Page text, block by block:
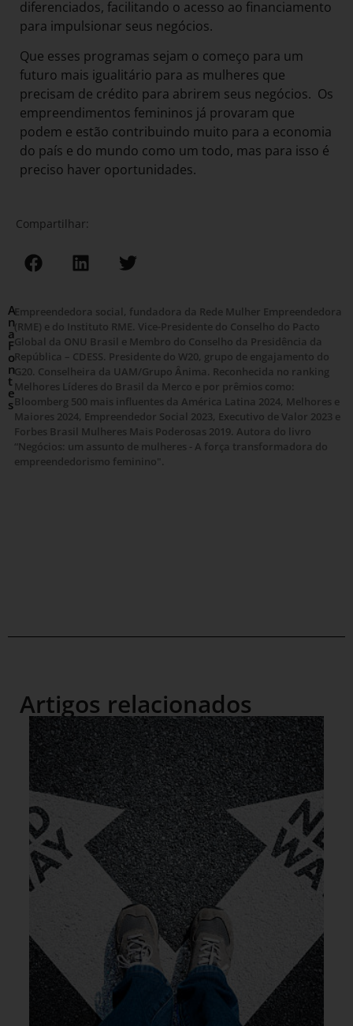
diferenciados, facilitando o acesso ao financiamento
para impulsionar seus negócios.
Que esses programas sejam o começo para um
futuro mais igualitário para as mulheres que
precisam de crédito para abrirem seus negócios. Os
empreendimentos femininos já provaram que
podem e estão contribuindo muito para a economia
do país e do mundo como um todo, mas para isso é
preciso haver oportunidades.
Compartilhar:
A
n
a
F
o
n
t
e
s
Empreendedora social, fundadora da Rede Mulher Empreendedora
(RME) e do Instituto RME. Vice-Presidente do Conselho do Pacto
Global da ONU Brasil e Membro do Conselho da Presidência da
República – CDESS. Presidente do W20, grupo de engajamento do
G20. Conselheira da UAM/Grupo Ânima. Reconhecida no ranking
Melhores Líderes do Brasil da Merco e por prêmios como:
Bloomberg 500 mais influentes da América Latina 2024, Melhores e
Maiores 2024, Empreendedor Social 2023, Executivo de Valor 2023 e
Forbes Brasil Mulheres Mais Poderosas 2019. Autora do livro
“Negócios: um assunto de mulheres - A força transformadora do
empreendedorismo feminino".
Artigos relacionados